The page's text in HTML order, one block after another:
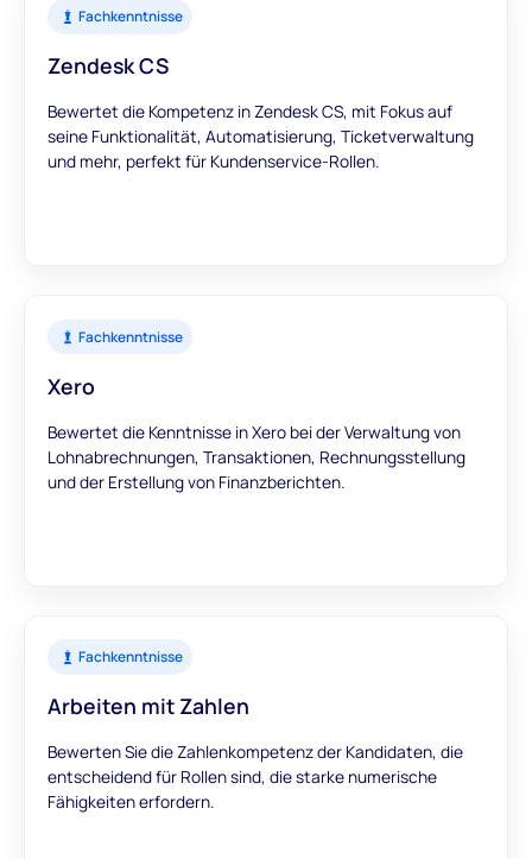
Fachkenntnisse
Zendesk CS
Bewertet die Kompetenz in Zendesk CS, mit Fokus auf
seine Funktionalität, Automatisierung, Ticketverwaltung
und mehr, perfekt für Kundenservice-Rollen.
Fachkenntnisse
Xero
Bewertet die Kenntnisse in Xero bei der Verwaltung von
Lohnabrechnungen, Transaktionen, Rechnungsstellung
und der Erstellung von Finanzberichten.
Fachkenntnisse
Arbeiten mit Zahlen
Bewerten Sie die Zahlenkompetenz der Kandidaten, die
entscheidend für Rollen sind, die starke numerische
Fähigkeiten erfordern.